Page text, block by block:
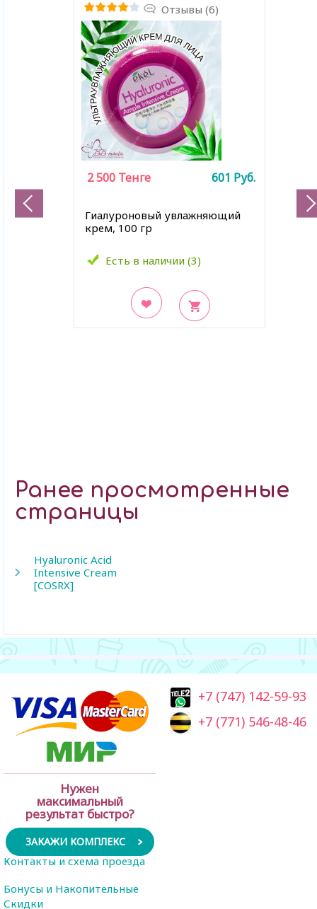
Отзывы (6)
Гиалуроновый увлажняющий
крем, 100 гр
Есть в наличии (3)
2 500 Тенге 601 Руб.
Ранее просмотренные
страницы
Hyaluronic Acid
Intensive Cream
[COSRX]
Нужен
максимальный
результат быстро?
ЗАКАЖИ КОМПЛЕКС
+7 (747) 142-59-93
+7 (771) 546-48-46
Контакты и схема проезда
Бонусы и Накопительные
Скидки